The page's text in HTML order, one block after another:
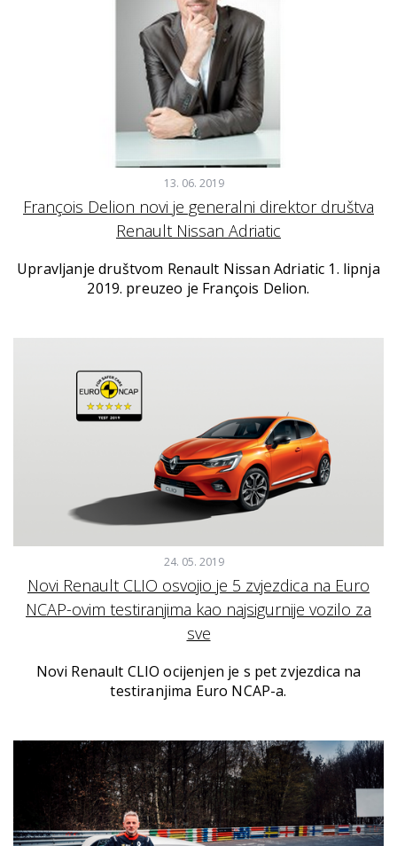
13. 06. 2019
François Delion novi je generalni direktor društva
Renault Nissan Adriatic
Upravljanje društvom Renault Nissan Adriatic 1. lipnja
2019. preuzeo je François Delion.
24. 05. 2019
Novi Renault CLIO osvojio je 5 zvjezdica na Euro
NCAP-ovim testiranjima kao najsigurnije vozilo za
sve
Novi Renault CLIO ocijenjen je s pet zvjezdica na
testiranjima Euro NCAP-a.